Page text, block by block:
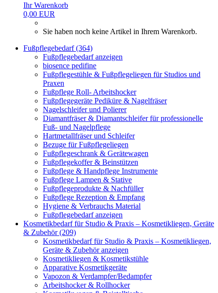
Ihr Warenkorb
0,00 EUR
Sie haben noch keine Artikel in Ihrem Warenkorb.
Fußpflegebedarf (364)
Fußpflegebedarf anzeigen
biosence pedifine
Fußpflegestühle & Fußpflegeliegen für Studios und
Praxen
Fußpflege Roll- Arbeitshocker
Fußpflegegeräte Pediküre & Nagelfräser
Nagelschleifer und Polierer
Diamantfräser & Diamantschleifer für professionelle
Fuß- und Nagelpflege
Hartmetallfräser und Schleifer
Bezuge für Fußpflegeliegen
Fußpflegeschrank & Gerätewagen
Fußpflegekoffer & Beinstützen
Fußpflege & Handpflege Instrumente
Fußpflege Lampen & Stative
Fußpflegeprodukte & Nachfüller
Fußpflege Rezeption & Empfang
Hygiene & Verbrauchs Material
Fußpflegebedarf anzeigen
Kosmetikbedarf für Studio & Praxis – Kosmetikliegen, Geräte
& Zubehör (209)
Kosmetikbedarf für Studio & Praxis – Kosmetikliegen,
Geräte & Zubehör anzeigen
Kosmetikliegen & Kosmetikstühle
Apparative Kosmetikgeräte
Vapozon & Verdampfer/Bedampfer
Arbeitshocker & Rollhocker